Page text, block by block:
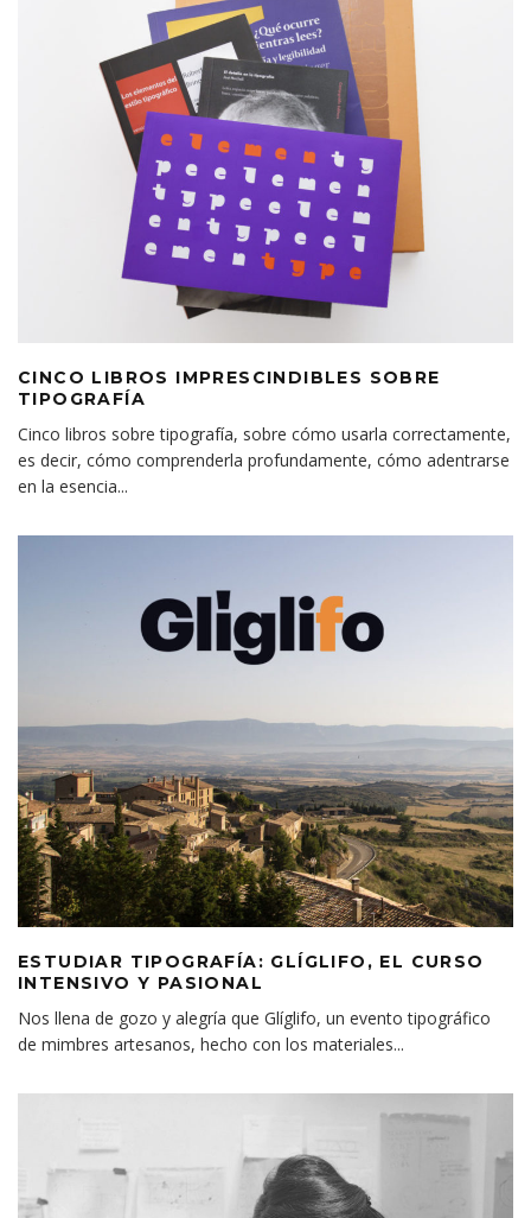
CINCO LIBROS IMPRESCINDIBLES SOBRE
TIPOGRAFÍA
Cinco libros sobre tipografía, sobre cómo usarla correctamente,
es decir, cómo comprenderla profundamente, cómo adentrarse
en la esencia...
ESTUDIAR TIPOGRAFÍA: GLÍGLIFO, EL CURSO
INTENSIVO Y PASIONAL
Nos llena de gozo y alegría que Glíglifo, un evento tipográfico
de mimbres artesanos, hecho con los materiales...